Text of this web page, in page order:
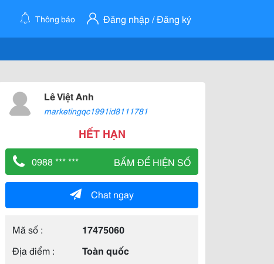
Thông báo Đăng nhập / Đăng ký
Lê Việt Anh
marketingqc1991id8111781
HẾT HẠN
0988 *** *** BẤM ĐỂ HIỆN SỐ
Chat ngay
Mã số :
17475060
Địa điểm :
Toàn quốc